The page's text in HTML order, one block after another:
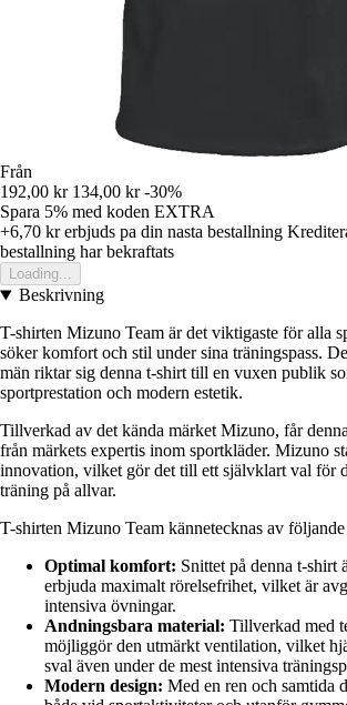
Från
192,00 kr 134,00 kr -30%
Spara 5% med koden EXTRA
+6,70 krerbjuds pa din nasta bestallning
bestallning har bekraftats
Loading...
Beskrivning
T-shirten Mizuno Team är det viktigaste för alla
söker komfort och stil under sina träningspass.
män riktar sig denna t-shirt till en vuxen publik
sportprestation och modern estetik.
Tillverkad av det kända märket Mizuno, får
från märkets expertis inom sportkläder. Mizuno
innovation, vilket gör det till ett självklart val för
träning på allvar.
T-shirten Mizuno Team kännetecknas av följande
Optimal komfort: Snittet på denna t-shirt
erbjuda maximalt rörelsefrihet, vilket är
intensiva övningar.
Andningsbara material: Tillverkad med
möjliggör den utmärkt ventilation, vilket
sval även under de mest intensiva
Modern design: Med en ren och samtida